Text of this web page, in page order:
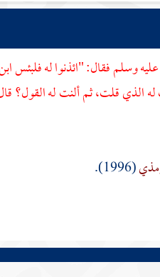
وسلم فقال: "ائذنوا له فلبئس
الذي قلت، ثم ألنت له القول؟
(1996).